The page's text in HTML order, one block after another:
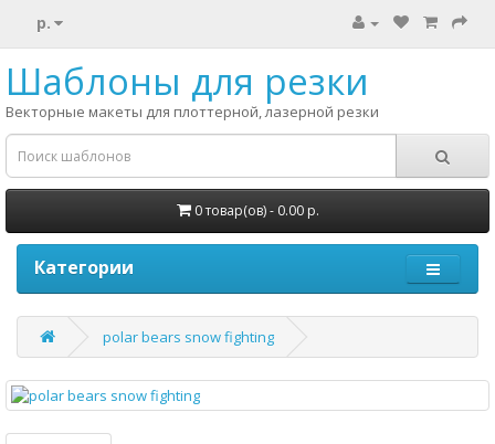
р.
Шаблоны для резки
Векторные макеты для плоттерной, лазерной резки
0 товар(ов) - 0.00 р.
Категории
polar bears snow fighting